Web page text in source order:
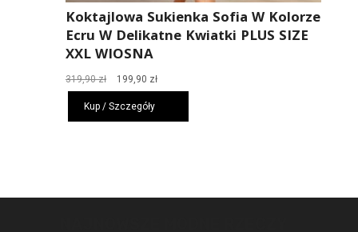
Koktajlowa Sukienka Sofia W Kolorze
Ecru W Delikatne Kwiatki PLUS SIZE
XXL WIOSNA
319,90zł
Pierwotna
cena
wynosiła:
319,90 zł.
199,90 złAktualna
cena
199,90 zł.
Kup / Szczegóły